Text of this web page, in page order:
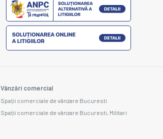
Vânzări comercial
Spații comerciale de vânzare Bucuresti
Spații comerciale de vânzare Bucuresti, Militari